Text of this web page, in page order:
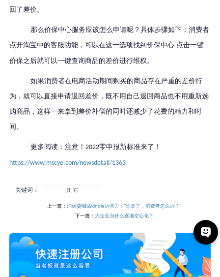
回了差价。
那么价保中心服务应该怎么申请呢？具体步骤如下：消费者
点开淘宝中的客服功能，可以在这一选项找到价保中心-点击一键
价保之后就可以一键查询商品的差价进行维权。
如果消费者在电商活动期间购买的商品存在严重的差价行
为，就可以直接申请退回差价，既不用自己退回商品也不用重新选
购商品，这样一来拿到差价补偿的同时还减少了花费的精力和时
间。
更多阅读：注意！2022零申报新标准来了！
https://www.mscye.com/newsdetail/1363
关键词： 其 它
上一篇：消保委喊话kindle运营方：“你走了，消费者怎么办？”
下一篇： 大企业为什么逐渐空心化？